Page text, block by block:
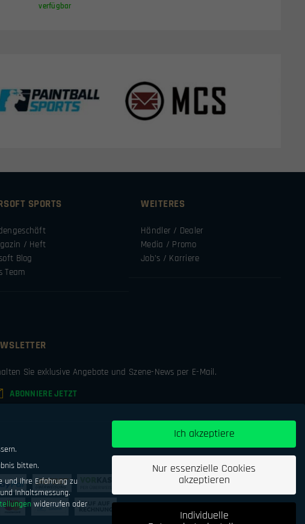
verfügbar
SPORTS
/ Heft
Blog
Team
WEITERES
Händler / Dealer
Media / Promo
Job’s / Karriere
Sie exklusive Angebote und Szene-News per E-Mail.
ABONNIERE JETZT
bitten.
und Ihre Erfahrung zu
Inhaltsmessung.
widerrufen oder
Ich akzeptiere
Nur essenzielle Cookies
akzeptieren
Individuelle